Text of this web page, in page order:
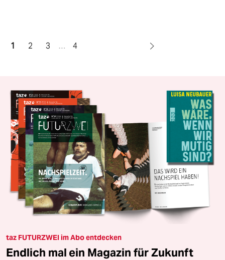
1 2 3 … 4
taz FUTURZWEI im Abo entdecken
Endlich mal ein Magazin für Zukunft